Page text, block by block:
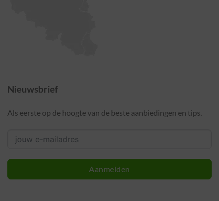
Nieuwsbrief
Als eerste op de hoogte van de beste aanbiedingen en tips.
Aanmelden